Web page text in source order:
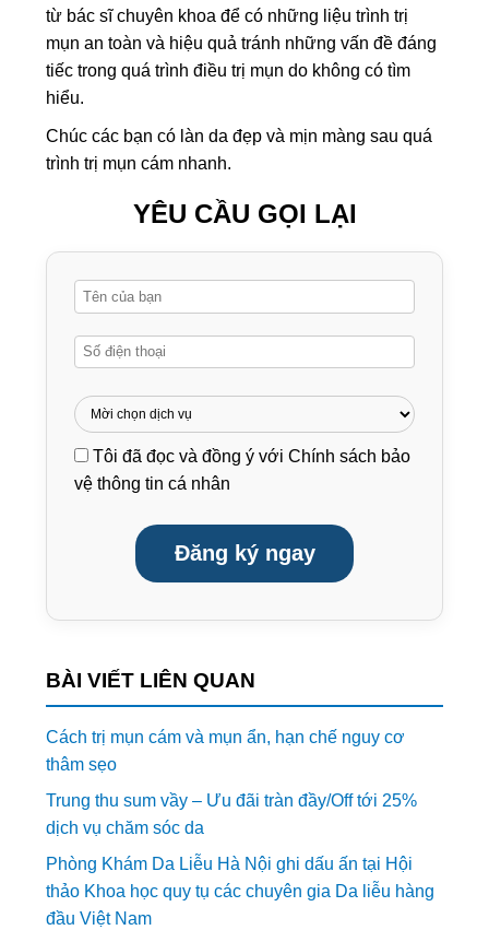
từ bác sĩ chuyên khoa để có những liệu trình trị
mụn an toàn và hiệu quả tránh những vấn đề đáng
tiếc trong quá trình điều trị mụn do không có tìm
hiểu.
Chúc các bạn có làn da đẹp và mịn màng sau quá
trình trị mụn cám nhanh.
YÊU CẦU GỌI LẠI
Tôi đã đọc và đồng ý vớiChính sách bảo
vệ thông tin cá nhân
Đăng ký ngay
BÀI VIẾT LIÊN QUAN
Cách trị mụn cám và mụn ẩn, hạn chế nguy cơ
thâm sẹo
Trung thu sum vầy – Ưu đãi tràn đầy/Off tới 25%
dịch vụ chăm sóc da
Phòng Khám Da Liễu Hà Nội ghi dấu ấn tại Hội
thảo Khoa học quy tụ các chuyên gia Da liễu hàng
đầu Việt Nam